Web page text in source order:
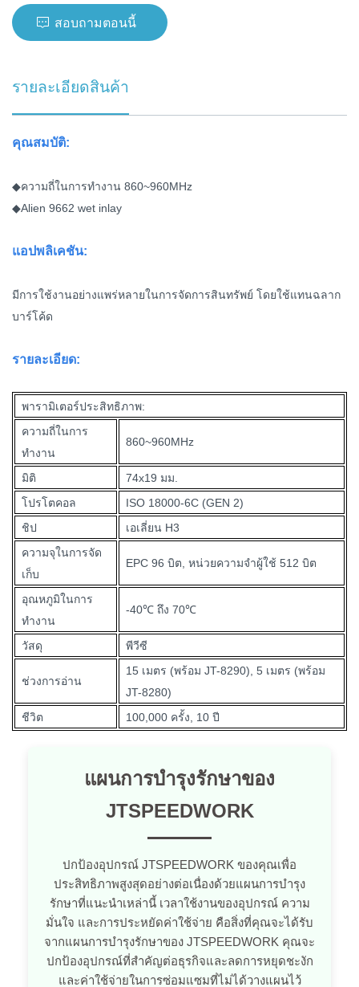
สอบถามตอนนี้
รายละเอียดสินค้า
คุณสมบัติ:
◆ความถี่ในการทำงาน 860~960MHz
◆Alien 9662 wet inlay
แอปพลิเคชัน:
มีการใช้งานอย่างแพร่หลายในการจัดการสินทรัพย์ โดยใช้แทนฉลาก
บาร์โค้ด
รายละเอียด:
พารามิเตอร์ประสิทธิภาพ:
ความถี่ในการ
ทำงาน
860~960MHz
มิติ
74x19 มม.
โปรโตคอล
ISO 18000-6C (GEN 2)
ชิป
เอเลี่ยน H3
ความจุในการจัด
เก็บ
EPC 96 บิต, หน่วยความจำผู้ใช้ 512 บิต
อุณหภูมิในการ
ทำงาน
-40℃ ถึง 70℃
วัสดุ พีวีซี
ช่วงการอ่าน
15 เมตร (พร้อม JT-8290), 5 เมตร (พร้อม
JT-8280)
ชีวิต
100,000 ครั้ง, 10 ปี
แผนการบำรุงรักษาของ
JTSPEEDWORK
ปกป้องอุปกรณ์ JTSPEEDWORK ของคุณเพื่อ
ประสิทธิภาพสูงสุดอย่างต่อเนื่องด้วยแผนการบำรุง
รักษาที่แนะนำเหล่านี้ เวลาใช้งานของอุปกรณ์ ความ
มั่นใจ และการประหยัดค่าใช้จ่าย คือสิ่งที่คุณจะได้รับ
จากแผนการบำรุงรักษาของ JTSPEEDWORK คุณจะ
ปกป้องอุปกรณ์ที่สำคัญต่อธุรกิจและลดการหยุดชะงัก
และค่าใช้จ่ายในการซ่อมแซมที่ไม่ได้วางแผนไว้